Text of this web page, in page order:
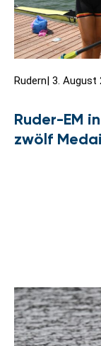
Rudern| 3. August
Ruder-EM
zwölf